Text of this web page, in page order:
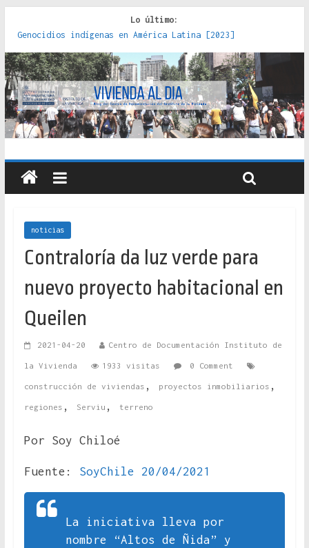
Lo último:
Genocidios indígenas en América Latina [2023]
Estudios sobre la espacialización de los Estados :
políticas, prácticas y representaciones [2022]
Donde el pedernal choca con el acero : hacia una teoría
crítica de las fronteras latinoamericanas [2020]
Criterios técnicos para una vivienda adecuada [2019]
Red de consultorios de la Caja del Seguro Obrero en
Santiago : un patrimonio emblemático [2014]
noticias
Contraloría da luz verde para
nuevo proyecto habitacional en
Queilen
2021-04-20 Centro de Documentación Instituto de
la Vivienda 1933 visitas 0 Comment
construcción de viviendas , proyectos inmobiliarios ,
regiones , Serviu , terreno
Por Soy Chiloé
Fuente: SoyChile 20/04/2021
La iniciativa lleva por
nombre “Altos de Ñida” y